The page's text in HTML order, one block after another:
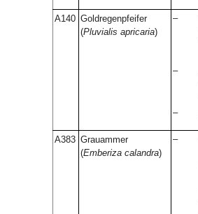
A140 Goldregenpfeifer
(Pluvialis apricaria)
–
–
–
A383 Grauammer
(Emberiza calandra)
–